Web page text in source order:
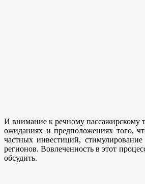
И внимание к речному пассажирскому
ожиданиях и предположениях того,
частных инвестиций,
регионов. Вовлеченность в этот
обсудить.